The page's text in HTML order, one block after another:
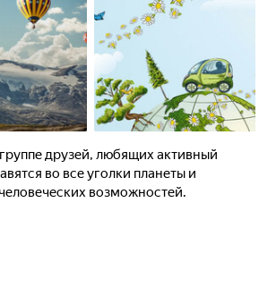
друзей, любящих активный
во все уголки планеты и
возможностей.